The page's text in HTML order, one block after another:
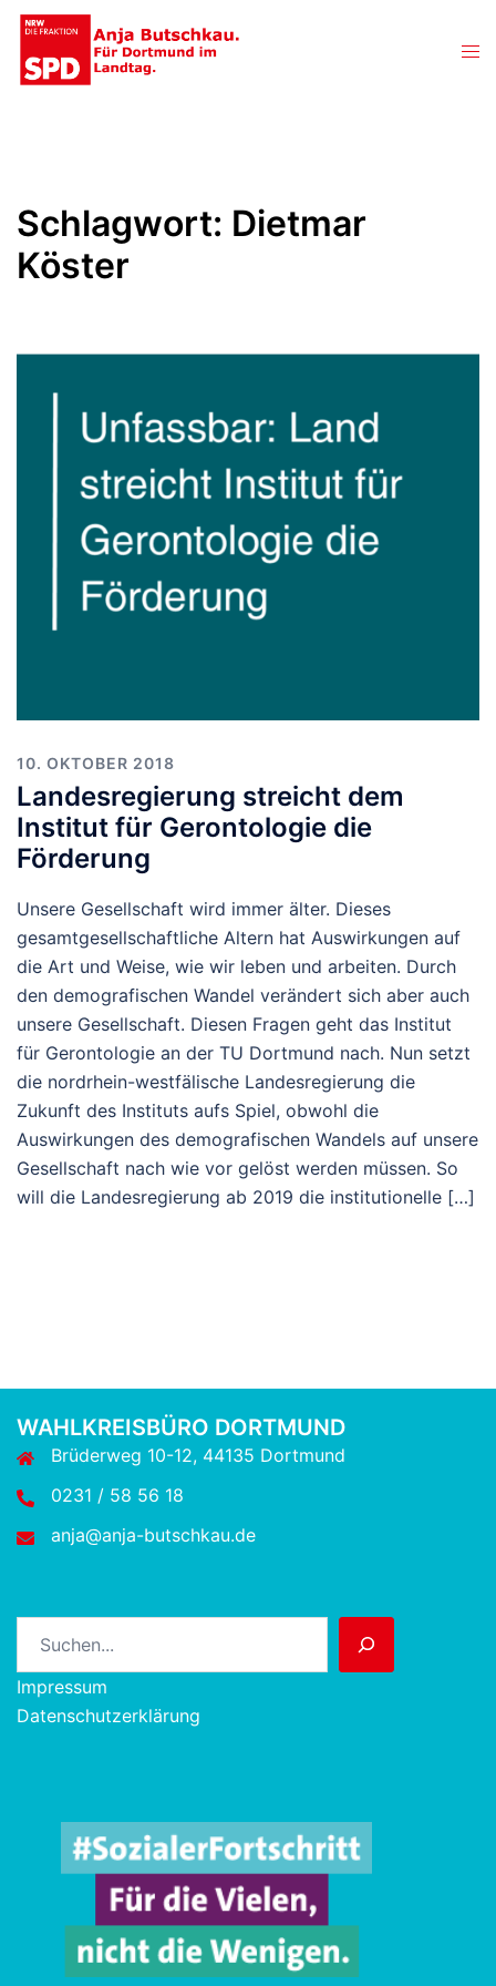
Zum
Inhalt
springen
Schlagwort: Dietmar
Köster
10. OKTOBER 2018
Landesregierung streicht dem
Institut für Gerontologie die
Förderung
Unsere Gesellschaft wird immer älter. Dieses
gesamtgesellschaftliche Altern hat Auswirkungen auf
die Art und Weise, wie wir leben und arbeiten. Durch
den demografischen Wandel verändert sich aber auch
unsere Gesellschaft. Diesen Fragen geht das Institut
für Gerontologie an der TU Dortmund nach. Nun setzt
die nordrhein-westfälische Landesregierung die
Zukunft des Instituts aufs Spiel, obwohl die
Auswirkungen des demografischen Wandels auf unsere
Gesellschaft nach wie vor gelöst werden müssen. So
will die Landesregierung ab 2019 die institutionelle […]
WAHLKREISBÜRO DORTMUND
Brüderweg 10-12, 44135 Dortmund
0231 / 58 56 18
anja@anja-butschkau.de
Impressum
Datenschutzerklärung